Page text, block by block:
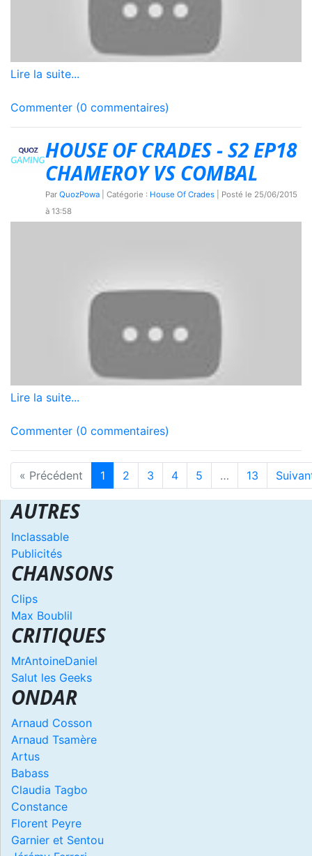
Lire la suite...
Commenter (0 commentaires)
HOUSE OF CRADES - S2 EP18
CHAMEROY VS COMBAL
Par QuozPowa | Catégorie : House Of Crades | Posté le 25/06/2015
à 13:58
Lire la suite...
Commenter (0 commentaires)
« Précédent 1 2 3 4 5 … 13
AUTRES
Inclassable
Publicités
CHANSONS
Clips
Max Boublil
CRITIQUES
MrAntoineDaniel
Salut les Geeks
ONDAR
Arnaud Cosson
Arnaud Tsamère
Artus
Babass
Claudia Tagbo
Constance
Florent Peyre
Garnier et Sentou